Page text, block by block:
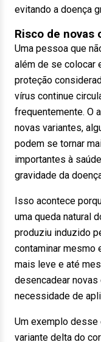
evitando a doença
Risco de novas
Uma pessoa que
além de se colocar
proteção
vírus continue
frequentemente. O
novas variantes,
podem se tornar
importantes à
gravidade da
Isso acontece
uma queda natural
produziu induzido
contaminar mesmo
mais leve e até
desencadear
necessidade de
Um exemplo desse
variante delta do